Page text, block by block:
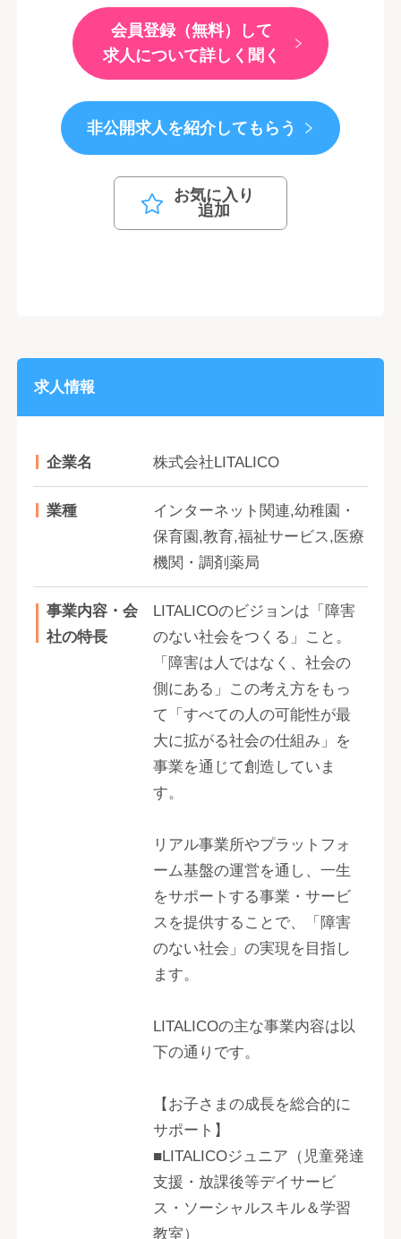
会員登録（無料）して
求人について詳しく聞く
非公開求人を紹介してもらう
お気に入り
追加
求人情報
企業名 株式会社LITALICO
業種
インターネット関連,幼稚園・
保育園,教育,福祉サービス,医療
機関・調剤薬局
事業内容・会
社の特長
LITALICOのビジョンは「障害
のない社会をつくる」こと。
「障害は人ではなく、社会の
側にある」この考え方をもっ
て「すべての人の可能性が最
大に拡がる社会の仕組み」を
事業を通じて創造していま
す。
リアル事業所やプラットフォ
ーム基盤の運営を通し、一生
をサポートする事業・サービ
スを提供することで、「障害
のない社会」の実現を目指し
ます。
LITALICOの主な事業内容は以
下の通りです。
【お子さまの成長を総合的に
サポート】
■LITALICOジュニア（児童発達
支援・放課後等デイサービ
ス・ソーシャルスキル＆学習
教室）